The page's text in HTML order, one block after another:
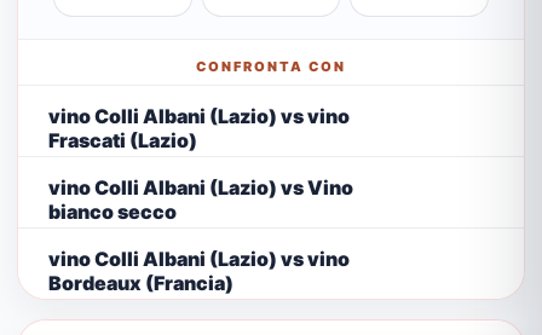
CONFRONTA CON
vino Colli Albani (Lazio) vs vino
Frascati (Lazio)
vino Colli Albani (Lazio) vs Vino
bianco secco
vino Colli Albani (Lazio) vs vino
Bordeaux (Francia)